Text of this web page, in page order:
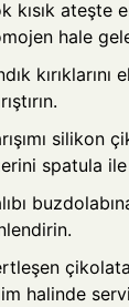
kısık ateşte
hale
silikon
spatula
halinde